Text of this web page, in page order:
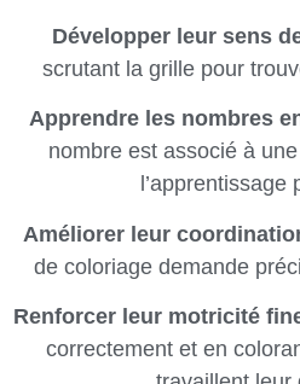
Développer leur sens
scrutant la grille pour
Apprendre les nombres
nombre est associé à
l’apprentissage
Améliorer leur
de coloriage demande
Renforcer leur motricité
correctement et en